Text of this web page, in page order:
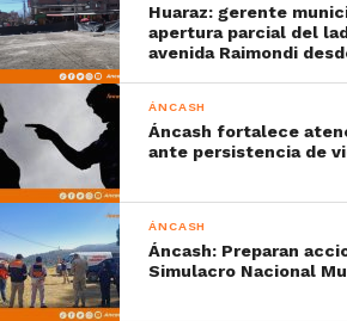
Huaraz: gerente
apertura parcial del
avenida Raimondi
ÁNCASH
Áncash fortalece
ante persistencia de
ÁNCASH
Áncash: Preparan
Simulacro Nacional